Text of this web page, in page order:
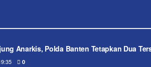
Anarkis, Polda Banten Tetapkan Dua
0